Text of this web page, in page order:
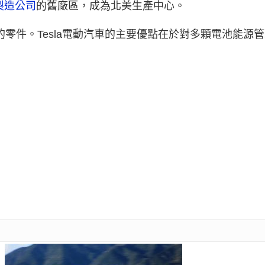
公司 的舊廠區，成為北美生產中心。
件。Tesla電動汽車的主要優點在於對多顆電池能源管